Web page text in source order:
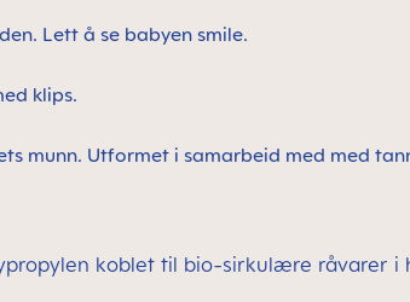
Lett å se babyen smile.
klips.
munn. Utformet i samarbeid med med
koblet til bio-sirkulære råvarer i